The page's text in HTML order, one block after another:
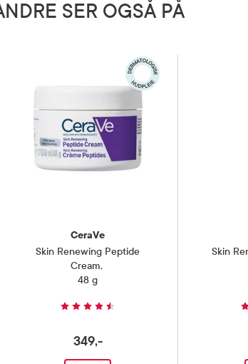
SER OGSÅ PÅ
CeraVe
Skin Renewing Peptide
Cream,
48 g
349,-
Skin